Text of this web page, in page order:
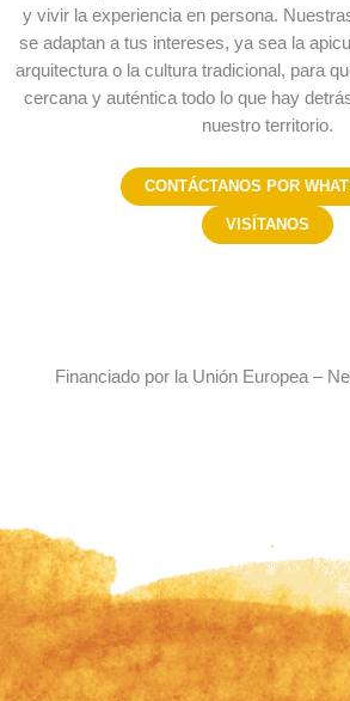
y vivir la experiencia en persona.
se adaptan a tus intereses, ya sea la
arquitectura o la cultura tradicional, para
cercana y auténtica todo lo que hay
nuestro territorio.
CONTÁCTANOS POR
VISÍTANOS
Financiado por la Unión Europea –